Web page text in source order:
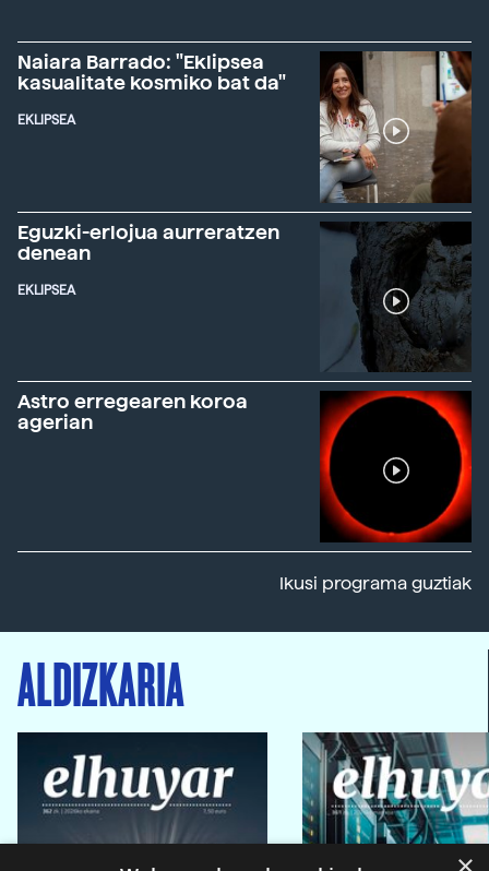
Naiara Barrado: "Eklipsea
kasualitate kosmiko bat da"
EKLIPSEA
Eguzki-erlojua aurreratzen
denean
EKLIPSEA
Astro erregearen koroa
agerian
Ikusi programa guztiak
ALDIZKARIA